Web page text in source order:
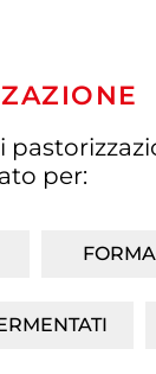
per: